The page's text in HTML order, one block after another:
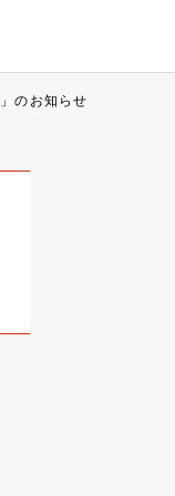
のお知らせ